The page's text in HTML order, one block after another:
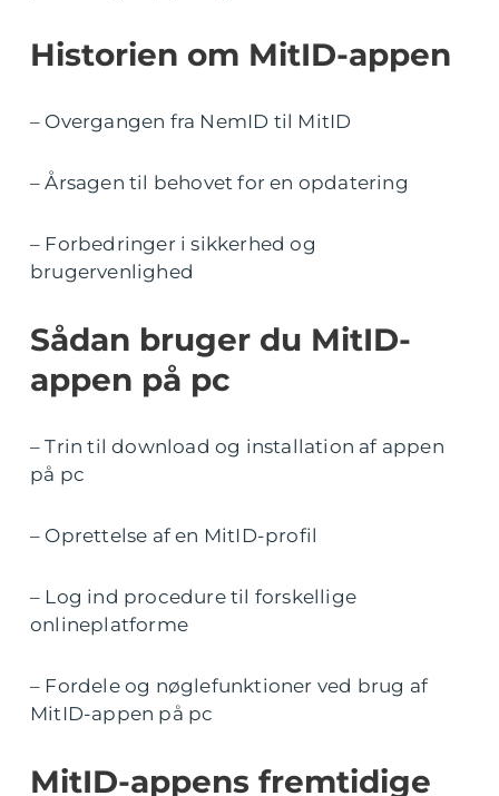
Historien om MitID-appen
– Overgangen fra NemID til MitID
– Årsagen til behovet for en opdatering
– Forbedringer i sikkerhed og
brugervenlighed
Sådan bruger du MitID-
appen på pc
– Trin til download og installation af appen
på pc
– Oprettelse af en MitID-profil
– Log ind procedure til forskellige
onlineplatforme
– Fordele og nøglefunktioner ved brug af
MitID-appen på pc
MitID-appens fremtidige